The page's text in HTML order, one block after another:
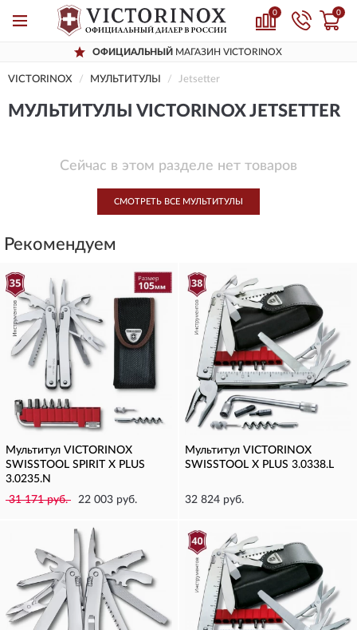
0 0
ОФИЦИАЛЬНЫЙ МАГАЗИН VICTORINOX
VICTORINOX МУЛЬТИТУЛЫ Jetsetter
МУЛЬТИТУЛЫ VICTORINOX JETSETTER
Сейчас в этом разделе нет товаров
СМОТРЕТЬ ВСЕ МУЛЬТИТУЛЫ
Рекомендуем
Мультитул VICTORINOX
SWISSTOOL SPIRIT X PLUS
3.0235.N
31 171 руб.
22 003 руб.
Мультитул VICTORINOX
SWISSTOOL X PLUS 3.0338.L
32 824 руб.